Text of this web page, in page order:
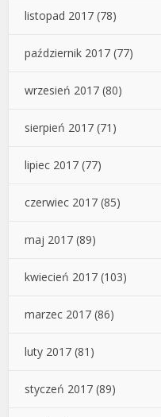
listopad 2017 (78)
październik 2017 (77)
wrzesień 2017 (80)
sierpień 2017 (71)
lipiec 2017 (77)
czerwiec 2017 (85)
maj 2017 (89)
kwiecień 2017 (103)
marzec 2017 (86)
luty 2017 (81)
styczeń 2017 (89)